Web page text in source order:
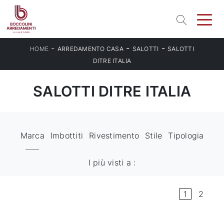
HOME - ARREDAMENTO CASA- SALOTTI - SALOTTI
DITRE ITALIA
SALOTTI DITRE ITALIA
Marca Imbottiti Rivestimento Stile Tipologia
I più visti a :
1 2